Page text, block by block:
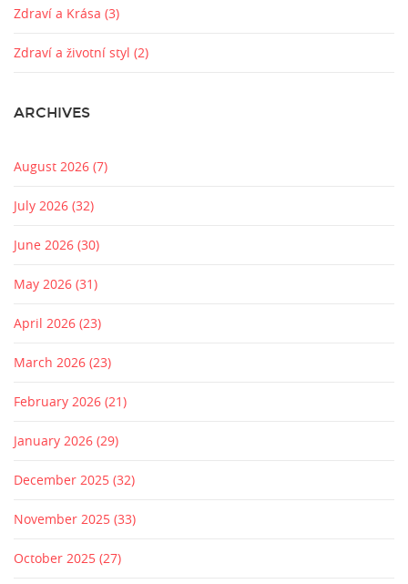
Zdraví a Krása (3)
Zdraví a životní styl (2)
ARCHIVES
August 2026 (7)
July 2026 (32)
June 2026 (30)
May 2026 (31)
April 2026 (23)
March 2026 (23)
February 2026 (21)
January 2026 (29)
December 2025 (32)
November 2025 (33)
October 2025 (27)